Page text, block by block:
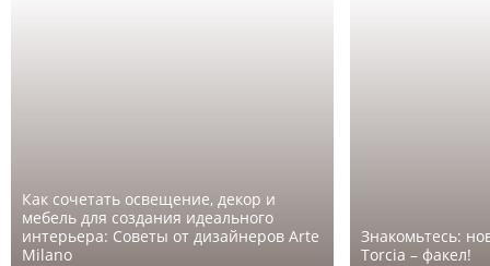
Как сочетать освещение, декор и
мебель для создания идеального
интерьера: Советы от дизайнеров Arte
Milano
Знакомьтесь:
Torcia – факел!